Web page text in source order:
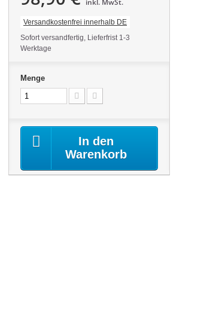
inkl. MwSt.
Versandkostenfrei innerhalb DE
Sofort versandfertig, Lieferfrist 1-3
Werktage
Menge
In den
Warenkorb